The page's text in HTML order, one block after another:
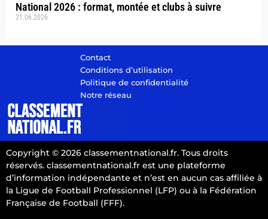
National 2026 : format, montée et clubs à suivre
21.06.2026
Contact
Conditions d’utilisation
Politique de confidentialité
Notre réseau
Copyright © 2026 classementnational.fr. Tous droits
réservés. classementnational.fr est une plateforme
d’information indépendante et n’est en aucun cas affiliée à
la Ligue de Football Professionnel (LFP) ou à la Fédération
Française de Football (FFF).